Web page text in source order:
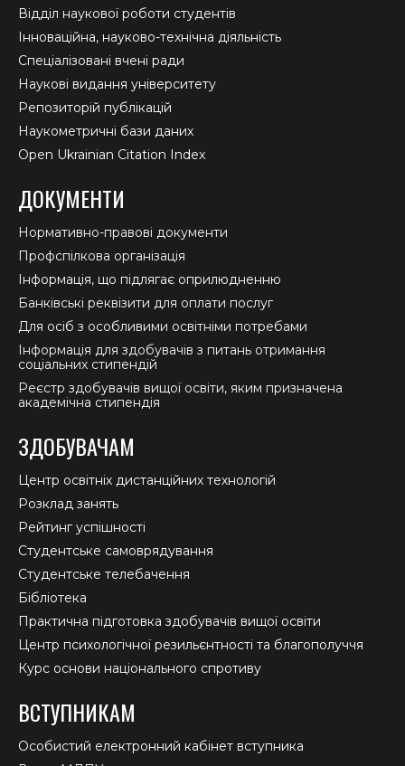
Відділ наукової роботи студентів
Інноваційна, науково-технічна діяльність
Спеціалізовані вчені ради
Наукові видання університету
Репозиторій публікацій
Наукометричні бази даних
Open Ukrainian Citation Index
ДОКУМЕНТИ
Нормативно-правові документи
Профспілкова організація
Інформація, що підлягає оприлюдненню
Банківські реквізити для оплати послуг
Для осіб з особливими освітніми потребами
Інформація для здобувачів з питань отримання
соціальних стипендій
Реєстр здобувачів вищої освіти, яким призначена
академічна стипендія
ЗДОБУВАЧАМ
Центр освітніх дистанційних технологій
Розклад занять
Рейтинг успішності
Студентське самоврядування
Студентське телебачення
Бібліотека
Практична підготовка здобувачів вищої освіти
Центр психологічної резильєнтності та благополуччя
Курс основи національного спротиву
ВСТУПНИКАМ
Особистий електронний кабінет вступника